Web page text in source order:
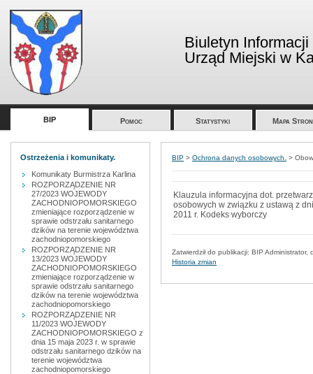
Biuletyn
Urząd Miejski w
BIP Pomoc Statystyki Mapa
Ostrzeżenia i komunikaty.
Komunikaty Burmistrza Karlina
ROZPORZĄDZENIE NR
27/2023 WOJEWODY
ZACHODNIOPOMORSKIEGO
zmieniające rozporządzenie w
sprawie odstrzału sanitarnego
dzików na terenie województwa
zachodniopomorskiego
ROZPORZĄDZENIE NR
13/2023 WOJEWODY
ZACHODNIOPOMORSKIEGO
zmieniające rozporządzenie w
sprawie odstrzału sanitarnego
dzików na terenie województwa
zachodniopomorskiego
ROZPORZĄDZENIE NR
11/2023 WOJEWODY
ZACHODNIOPOMORSKIEGO z
dnia 15 maja 2023 r. w sprawie
odstrzału sanitarnego dzików na
terenie województwa
zachodniopomorskiego
BIP > Ochrona danych osobowych. >
Klauzula informacyjna dot.
osobowych w związku z ustawą z
2011 r. Kodeks wyborczy
Zatwierdził do publikacji: BIP Administrator,
Historia zmian